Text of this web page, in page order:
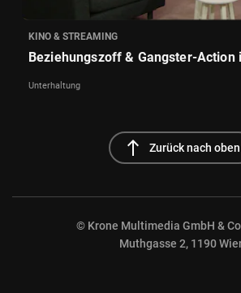
KINO & STREAMING
Beziehungszoff & Gangster-Action
Unterhaltung
north Zurück nach oben
© Krone Multimedia GmbH &
Muthgasse 2, 1190